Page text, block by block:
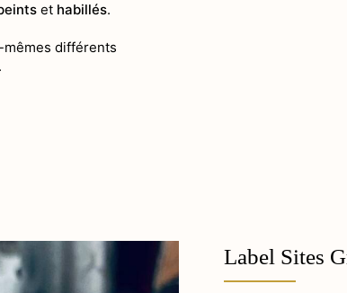
Art de
et habillés.
différents
Label Sites